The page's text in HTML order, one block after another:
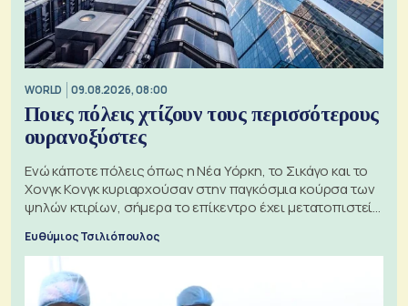
WORLD 09.08.2026, 08:00
Ποιες πόλεις χτίζουν τους περισσότερους
ουρανοξύστες
Ενώ κάποτε πόλεις όπως η Νέα Υόρκη, το Σικάγο και το
Χονγκ Κονγκ κυριαρχούσαν στην παγκόσμια κούρσα των
ψηλών κτιρίων, σήμερα το επίκεντρο έχει μετατοπιστεί
Ευθύμιος Τσιλιόπουλος